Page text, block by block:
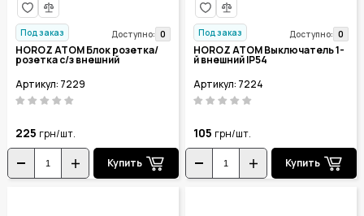
Под заказ Доступно: 0
HOROZ ATOM Блок розетка/
розетка с/з внешний
Артикул: 7229
225 грн/шт.
Купить
Под заказ Доступно: 0
HOROZ ATOM Выключатель 1-
й внешний IP54
Артикул: 7224
105 грн/шт.
Купить